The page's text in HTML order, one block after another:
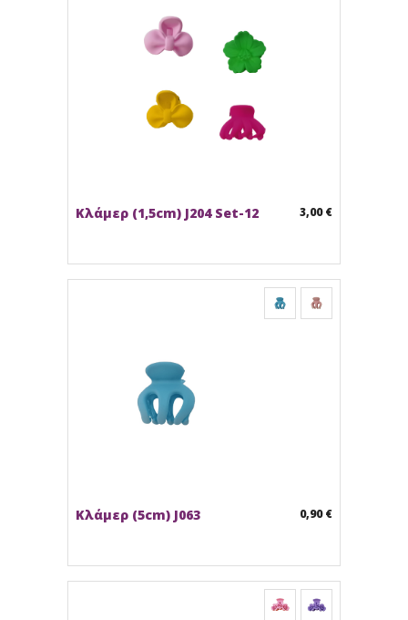
Κλάμερ (1,5cm) J204 Set-12 3,00 €
Κλάμερ (5cm) J063 0,90 €